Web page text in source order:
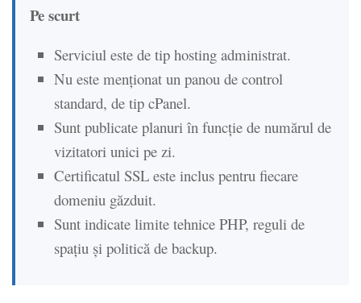
Pe scurt
Serviciul este de tip hosting administrat.
Nu este menționat un panou de control
standard, de tip cPanel.
Sunt publicate planuri în funcție de numărul de
vizitatori unici pe zi.
Certificatul SSL este inclus pentru fiecare
domeniu găzduit.
Sunt indicate limite tehnice PHP, reguli de
spațiu și politică de backup.